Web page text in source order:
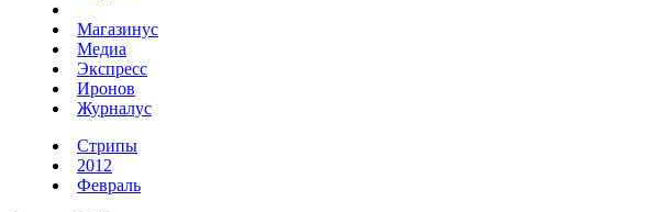
Магазинус
Медиа
Экспресс
Иронов
Журналус
Стрипы
2012
Февраль